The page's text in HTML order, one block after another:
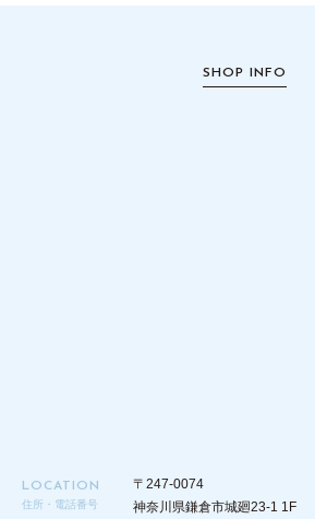
SHOP INFO
LOCATION
住所・電話番号
〒247-0074
神奈川県鎌倉市城廻23-1 1F